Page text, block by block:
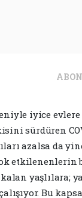
iyice
sürdüren
azalsa da
etkilenenlerin
yaşlılara;
Bu